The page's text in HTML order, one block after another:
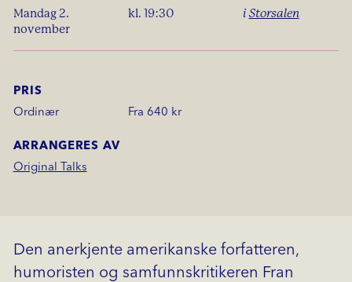
PRIS
Ordinær
Fra 640 kr
ARRANGERES AV
Original Talks
mandag 2.
november
kl. 19:30 i Storsalen
Den anerkjente amerikanske forfatteren,
humoristen og samfunnskritikeren Fran